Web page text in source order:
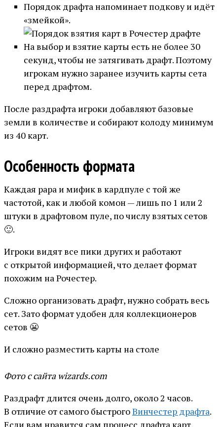
Порядок драфта напоминает подкову и идёт
«змейкой».
На выбор и взятие карты есть не более 30
секунд, чтобы не затягивать драфт. Поэтому
игрокам нужно заранее изучить карты сета
перед драфтом.
После раздрафта игроки добавляют базовые
земли в количестве и собирают колоду минимум
из 40 карт.
Особенность формата
Каждая рара и мифик в кардпуле с той же
частотой, как и любой комон — лишь по 1 или 2
штуки в драфтовом пуле, по числу взятых сетов
🙂.
Игроки видят все пики других и работают
с открытой информацией, что делает формат
похожим на Рочестер.
Сложно организовать драфт, нужно собрать весь
сет. Зато формат удобен для коллекционеров
сетов 😬
И сложно разместить карты на столе
Фото с сайта wizards.com
Раздрафт длится очень долго, около 2 часов.
В отличие от самого быстрогоВинчестер драфта.